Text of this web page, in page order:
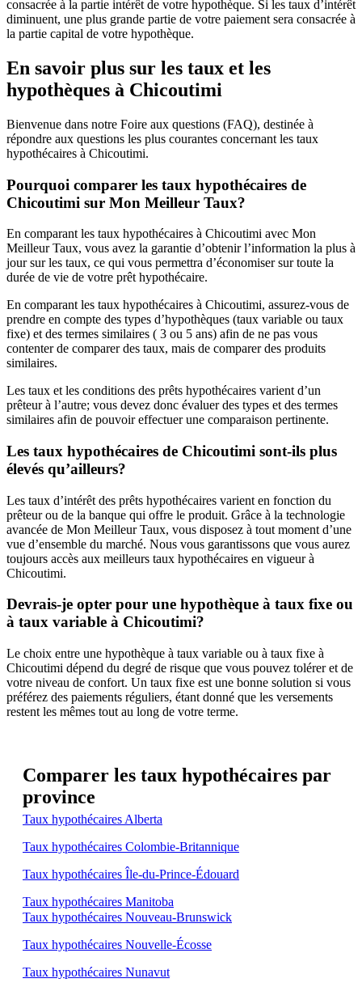
consacrée à la partie intérêt de votre hypothèque. Si les taux d’intérêt
diminuent, une plus grande partie de votre paiement sera consacrée à
la partie capital de votre hypothèque.
En savoir plus sur les taux et les
hypothèques à Chicoutimi
Bienvenue dans notre Foire aux questions (FAQ), destinée à
répondre aux questions les plus courantes concernant les taux
hypothécaires à Chicoutimi.
Pourquoi comparer les taux hypothécaires de
Chicoutimi sur Mon Meilleur Taux?
En comparant les taux hypothécaires à Chicoutimi avec Mon
Meilleur Taux, vous avez la garantie d’obtenir l’information la plus à
jour sur les taux, ce qui vous permettra d’économiser sur toute la
durée de vie de votre prêt hypothécaire.
En comparant les taux hypothécaires à Chicoutimi, assurez-vous de
prendre en compte des types d’hypothèques (taux variable ou taux
fixe) et des termes similaires ( 3 ou 5 ans) afin de ne pas vous
contenter de comparer des taux, mais de comparer des produits
similaires.
Les taux et les conditions des prêts hypothécaires varient d’un
prêteur à l’autre; vous devez donc évaluer des types et des termes
similaires afin de pouvoir effectuer une comparaison pertinente.
Les taux hypothécaires de Chicoutimi sont-ils plus
élevés qu’ailleurs?
Les taux d’intérêt des prêts hypothécaires varient en fonction du
prêteur ou de la banque qui offre le produit. Grâce à la technologie
avancée de Mon Meilleur Taux, vous disposez à tout moment d’une
vue d’ensemble du marché. Nous vous garantissons que vous aurez
toujours accès aux meilleurs taux hypothécaires en vigueur à
Chicoutimi.
Devrais-je opter pour une hypothèque à taux fixe ou
à taux variable à Chicoutimi?
Le choix entre une hypothèque à taux variable ou à taux fixe à
Chicoutimi dépend du degré de risque que vous pouvez tolérer et de
votre niveau de confort. Un taux fixe est une bonne solution si vous
préférez des paiements réguliers, étant donné que les versements
restent les mêmes tout au long de votre terme.
Comparer les taux hypothécaires par
province
Taux hypothécaires Alberta
Taux hypothécaires Colombie-Britannique
Taux hypothécaires Île-du-Prince-Édouard
Taux hypothécaires Manitoba
Taux hypothécaires Nouveau-Brunswick
Taux hypothécaires Nouvelle-Écosse
Taux hypothécaires Nunavut